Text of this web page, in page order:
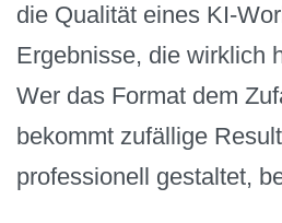
die Qualität eines KI-
Ergebnisse, die wirklich
Wer das Format dem
bekommt zufällige
professionell gestaltet,